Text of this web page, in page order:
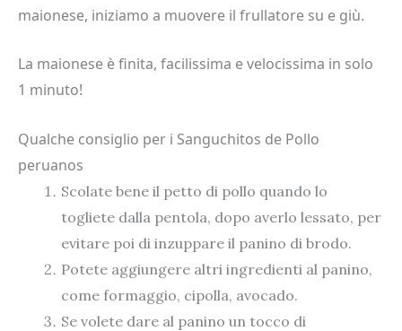
maionese, iniziamo a muovere il frullatore su e giù.
La maionese è finita, facilissima e velocissima in solo
1 minuto!
Qualche consiglio per i Sanguchitos de Pollo
peruanos
Scolate bene il petto di pollo quando lo
togliete dalla pentola, dopo averlo lessato, per
evitare poi di inzuppare il panino di brodo.
Potete aggiungere altri ingredienti al panino,
come formaggio, cipolla, avocado.
Se volete dare al panino un tocco di